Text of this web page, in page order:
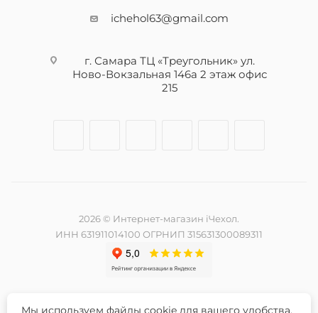
ichehol63@gmail.com
г. Самара ТЦ «Треугольник» ул.
Ново-Вокзальная 146а 2 этаж офис
215
2026 © Интернет-магазин iЧехол.
ИНН 631911014100 ОГРНИП 315631300089311
Мы используем файлы cookie для вашего удобства.